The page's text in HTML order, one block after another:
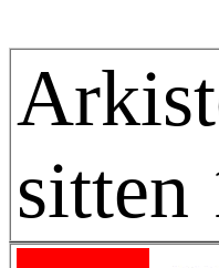
sitten